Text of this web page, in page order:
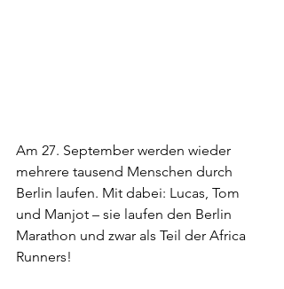
Am 27. September werden wieder
mehrere tausend Menschen durch
Berlin laufen. Mit dabei: Lucas, Tom
und Manjot – sie laufen den Berlin
Marathon und zwar als Teil der Africa
Runners!